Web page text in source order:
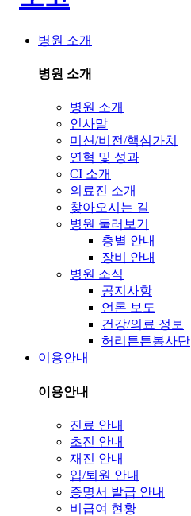
병원 소개
병원 소개
병원 소개
인사말
미션/비전/핵심가치
연혁 및 성과
CI 소개
의료진 소개
찾아오시는 길
병원 둘러보기
층별 안내
장비 안내
병원 소식
공지사항
언론 보도
건강/의료 정보
허리튼튼봉사단
이용안내
이용안내
진료 안내
초진 안내
재진 안내
입/퇴원 안내
증명서 발급 안내
비급여 현황